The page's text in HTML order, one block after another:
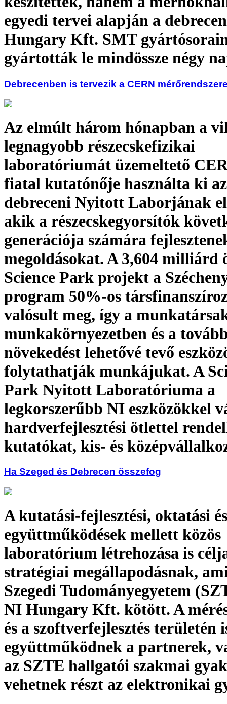
egyedi tervei alapján a
Hungary Kft. SMT
gyártották le mindössze négy
Debrecenben is tervezik a CERN
Az elmúlt három hónapban a
legnagyobb részecskefizikai
laboratóriumát üzemeltető
fiatal kutatónője használta ki
debreceni Nyitott Laborjának
akik a részecskegyorsítók
generációja számára
megoldásokat. A 3,604 milliárd
Science Park projekt a
program 50%-os
valósult meg, így a
munkakörnyezetben és a
növekedést lehetővé tevő
folytathatják munkájukat. A
Park Nyitott Laboratóriuma a
legkorszerűbb NI eszközökkel
hardverfejlesztési ötlettel
kutatókat, kis- és
Ha Szeged és Debrecen összefog
A kutatási-fejlesztési, oktatási
együttműködések mellett közös
laboratórium létrehozása is
stratégiai megállapodásnak,
Szegedi Tudományegyetem
NI Hungary Kft. kötött. A
és a szoftverfejlesztés területén
együttműködnek a partnerek,
az SZTE hallgatói szakmai
vehetnek részt az elektronikai